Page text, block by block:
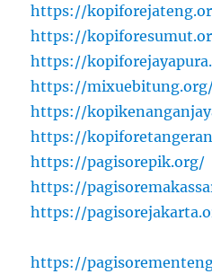
https://
https://
https://
https://
https://
https://
https://pagisorepik.org/
https://
https://
https://